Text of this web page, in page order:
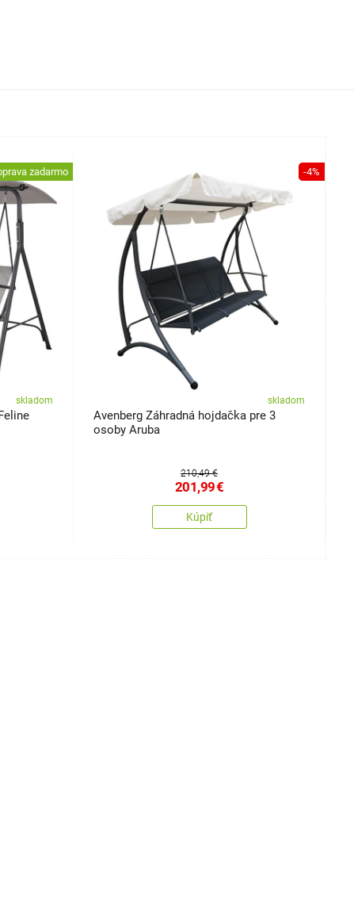
zadarmo
skladom
-4%
skladom
Avenberg Záhradná hojdačka pre 3
osoby Aruba
210,49 €
201,99€
Kúpiť